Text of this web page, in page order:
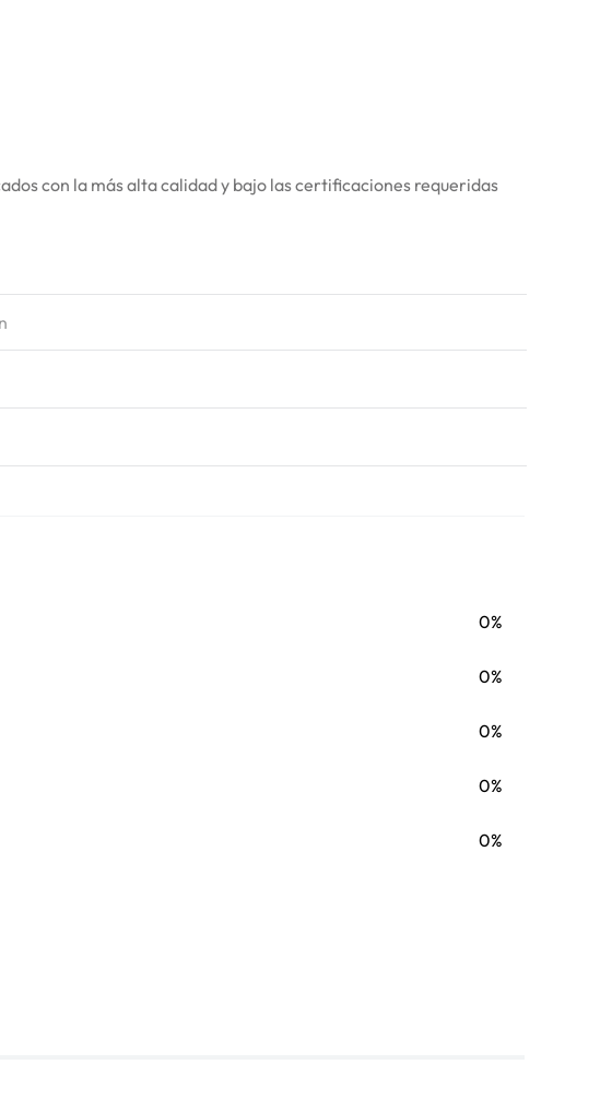
con la más alta calidad y bajo las certificaciones requeridas
0%
0%
0%
0%
0%